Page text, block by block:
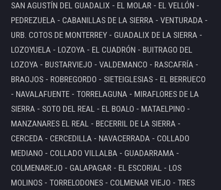
SAN AGUSTÍN DEL GUADALIX - EL MOLAR - EL VELLÓN -
PEDREZUELA - CABANILLAS DE LA SIERRA - VENTURADA -
URB. COTOS DE MONTERREY - GUADALIX DE LA SIERRA -
LOZOYUELA - LOZOYA - EL CUADRÓN - BUITRAGO DEL
LOZOYA - BUSTARVIEJO - VALDEMANCO - RASCAFRÍA -
BRAOJOS - ROBREGORDO - SIETEIGLESIAS - EL BERRUECO
- NAVALAFUENTE - TORRELAGUNA - MIRAFLORES DE LA
SIERRA - SOTO DEL REAL - EL BOALO - MATAELPINO -
MANZANARES EL REAL - BECERRIL DE LA SIERRA -
CERCEDA - CERCEDILLA - NAVACERRADA - COLLADO
MEDIANO - COLLADO VILLALBA - GUADARRAMA -
COLMENAREJO - GALAPAGAR - EL ESCORIAL - LOS
MOLINOS - TORRELODONES - COLMENAR VIEJO - TRES